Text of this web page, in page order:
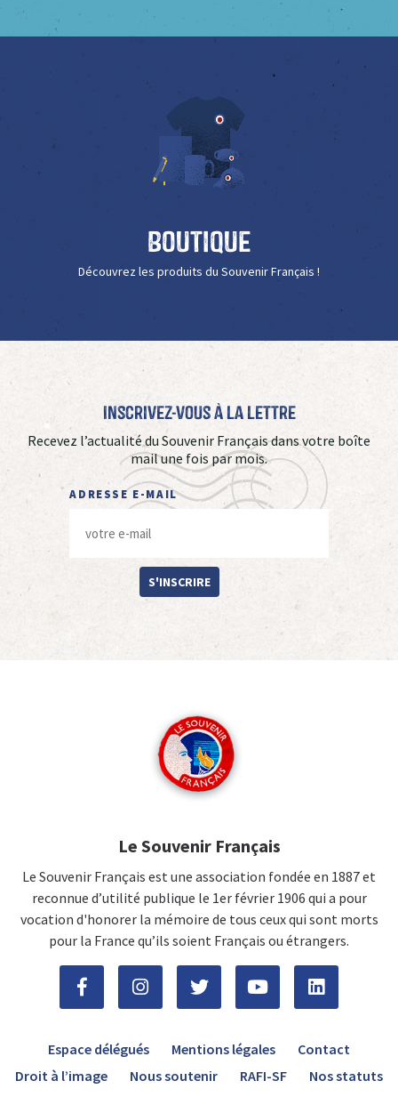
Boutique
Découvrez les produits du Souvenir Français !
Inscrivez-vous à La Lettre
Recevez l’actualité du Souvenir Français dans votre boîte
mail une fois par mois.
ADRESSE E-MAIL
S'INSCRIRE
Le Souvenir Français
Le Souvenir Français est une association fondée en 1887 et
reconnue d’utilité publique le 1er février 1906 qui a pour
vocation d'honorer la mémoire de tous ceux qui sont morts
pour la France qu’ils soient Français ou étrangers.
Espace délégués Mentions légales
Contact
Droit à l’image
Nous soutenir RAFI-SF Nos statuts